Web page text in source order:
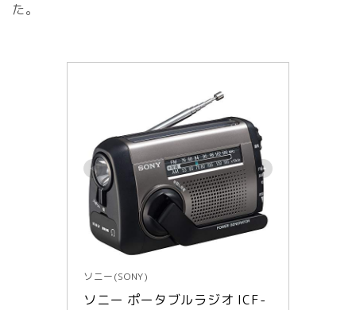
た。
ソニー(SONY)
ソニー ポータブルラジオ ICF-